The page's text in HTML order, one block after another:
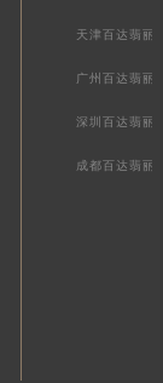
天津百达翡丽
广州百达翡丽
深圳百达翡丽
成都百达翡丽